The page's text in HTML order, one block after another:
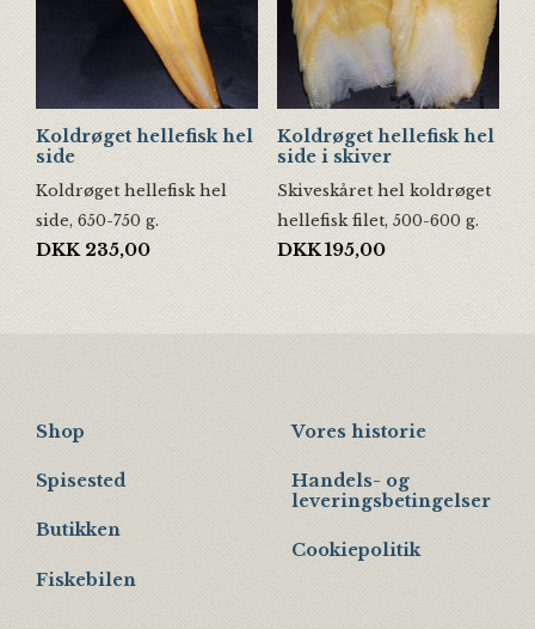
Koldrøget hellefisk hel
side
Koldrøget hellefisk hel
side, 650-750 g.
DKK 235,00
Koldrøget hellefisk hel
side i skiver
Skiveskåret hel koldrøget
hellefisk filet, 500-600 g.
DKK195,00
Shop
Spisested
Butikken
Fiskebilen
Vores historie
Handels- og
leveringsbetingelser
Cookiepolitik